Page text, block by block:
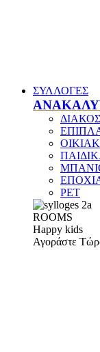
ΣΥΛΛΟΓΕΣ
PET
ROOMS
Happy kids
Αγοράστε